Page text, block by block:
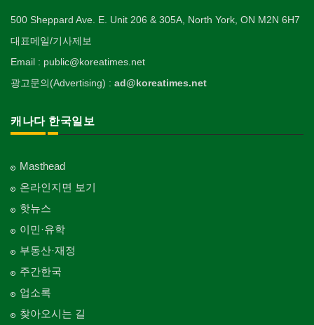
500 Sheppard Ave. E. Unit 206 & 305A, North York, ON M2N 6H7
대표메일/기사제보
Email : public@koreatimes.net
광고문의(Advertising) : ad@koreatimes.net
캐나다 한국일보
Masthead
온라인지면 보기
핫뉴스
이민·유학
부동산·재정
주간한국
업소록
찾아오시는 길